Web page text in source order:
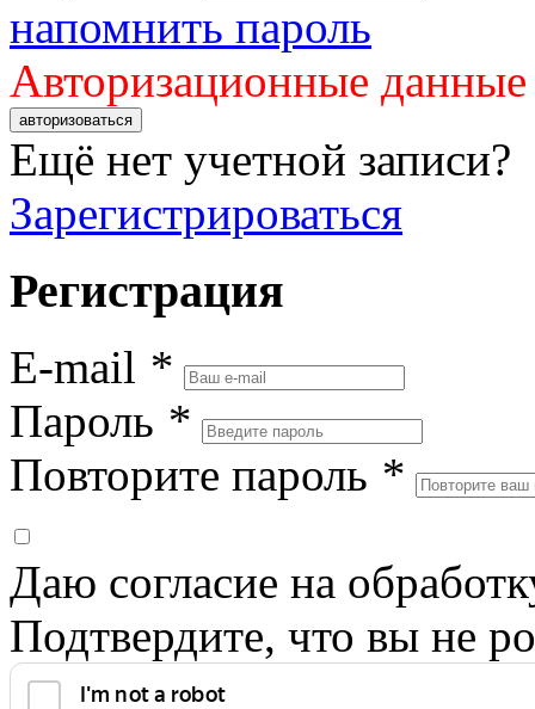
напомнить пароль
Авторизационные
авторизоваться
Ещё нет учетной записи?
Зарегистрироваться
Регистрация
E-mail *
Пароль *
Повторите пароль *
Даю согласие на
Подтвердите, что вы не